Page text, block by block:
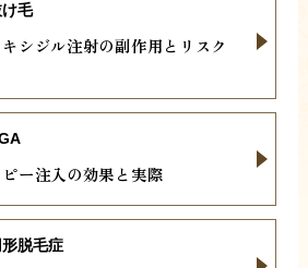
シジル注射の副作用とリスク
毛
ー注入の効果と実際
形脱毛症